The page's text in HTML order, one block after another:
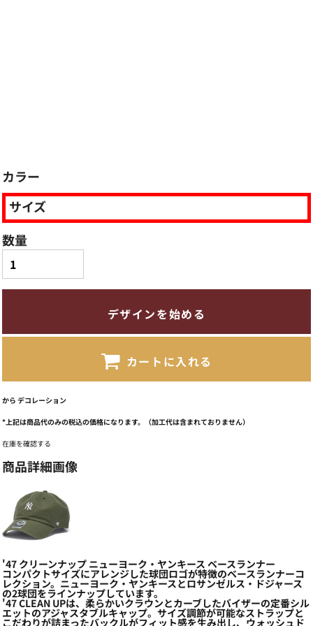
カラー
サイズ
数量
デザインを始める
カートに入れる
から デコレーション
*上記は商品代のみの税込の価格になります。（加工代は含まれておりません）
在庫を確認する
商品詳細画像
'47 クリーンナップ ニューヨーク・ヤンキース ベースランナー
コンパクトサイズにアレンジした球団ロゴが特徴のベースランナーコ
レクション。ニューヨーク・ヤンキースとロサンゼルス・ドジャース
の2球団をラインナップしています。
'47 CLEAN UPは、柔らかいクラウンとカーブしたバイザーの定番シル
エットのアジャスタブルキャップ。サイズ調節が可能なストラップと
こだわりが詰まったバックルがフィット感を生み出し、ウォッシュド